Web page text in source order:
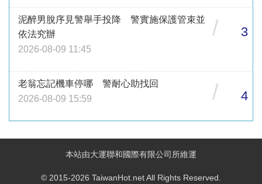
泥醉男脫序見警舉手投降 警實施保護管束並
依法究辦
2026-08-09 11:45
/ 3
老翁忘記機車停哪 警耐心助找回
2026-08-09 15:59
/ 4
本站由大運聯和國際有限公司所維運
© 2015-2026 TaiwanHot.net All Rights Reserved.